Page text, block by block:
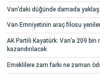
Van’daki düğünde damada
Van Emniyetinin araç filosu
AK Partili Kayatürk: Van’a 209
kazandırılacak
Emeklilere zam farkı ne zaman